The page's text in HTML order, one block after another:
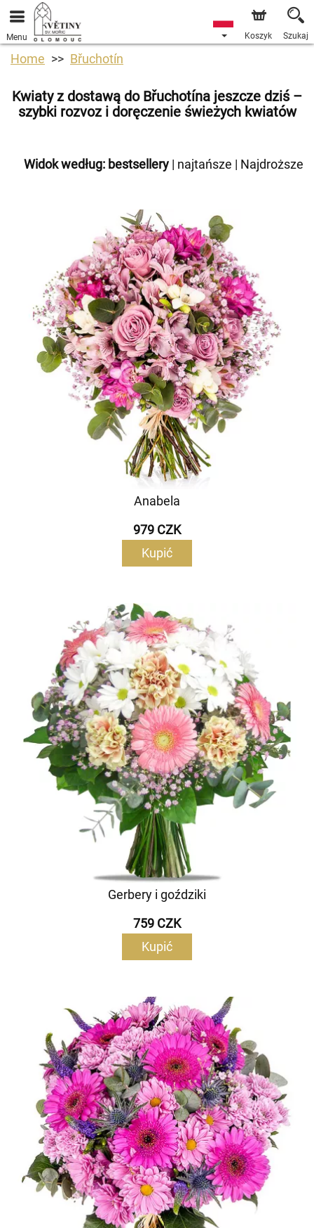
Menu Koszyk Szukaj
Home Břuchotín
Kwiaty z dostawą do Břuchotína jeszcze dziś –
szybki rozvoz i doręczenie świeżych kwiatów
Widok według: bestsellery | najtańsze | Najdroższe
Anabela
979 CZK
Kupić
Gerbery i goździki
759 CZK
Kupić